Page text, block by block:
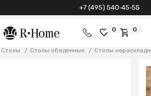
+7 (495) 540‑45‑55
0 0
Столы / Столы обеденные / Столы